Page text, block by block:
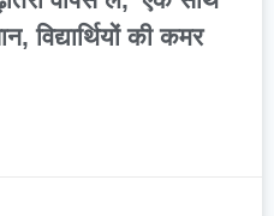
विद्यार्थियों की कमर